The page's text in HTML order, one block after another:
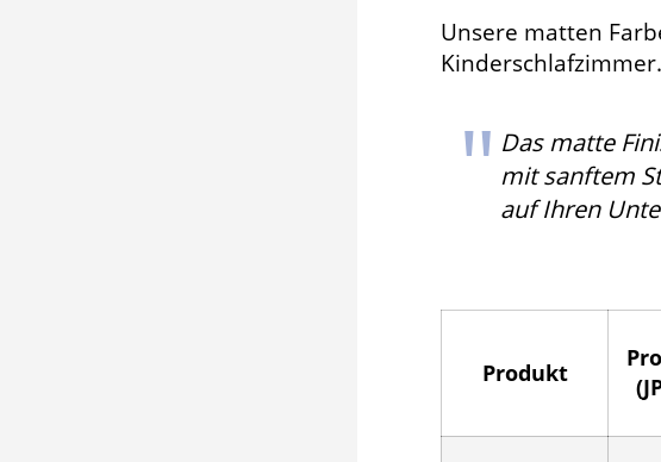
Unsere matten
Kinderschlafzimmer.
Das matte
mit sanftem
auf Ihren
Produkt